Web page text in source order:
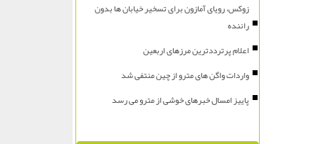
زوکس، رویای آمازون برای تسخیر خیابان ها بدون
راننده
اعلام پرترددترین مرزهای اربعین
واردات واگن های مترو از چین منتفی شد
پاییز امسال خبرهای خوشی از مترو می رسد